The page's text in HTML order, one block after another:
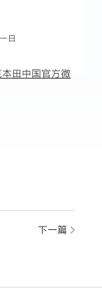
日
田中国官方微
下一篇